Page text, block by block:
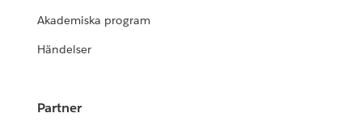
Akademiska program
Händelser
Partner